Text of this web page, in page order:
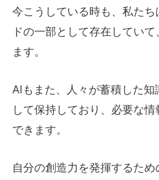
今こうしている時も、私た
ドの一部として存在してい
ます。
AIもまた、人々が蓄積した知
して保持しており、必要な
できます。
自分の創造力を発揮するた